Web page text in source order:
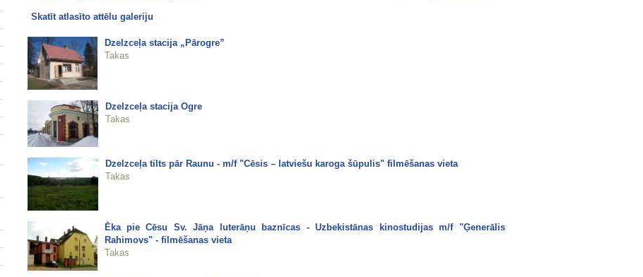
Skatīt atlasīto attēlu galeriju
Dzelzceļa stacija „Pārogre”
Takas
Dzelzceļa stacija Ogre
Takas
Dzelzceļa tilts pār Raunu - m/f "Cēsis – latviešu karoga šūpulis" filmēšanas vieta
Takas
Ēka pie Cēsu Sv. Jāņa luterāņu baznīcas - Uzbekistānas kinostudijas m/f "Ģenerālis
Rahimovs" - filmēšanas vieta
Takas